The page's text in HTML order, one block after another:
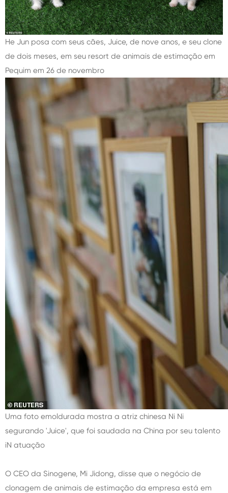
He Jun posa com seus cães, Juice, de nove anos, e seu clone
de dois meses, em seu resort de animais de estimação em
Pequim em 26 de novembro
Uma foto emoldurada mostra a atriz chinesa Ni Ni
segurando 'Juice', que foi saudada na China por seu talento
iN atuação
O CEO da Sinogene, Mi Jidong, disse que o negócio de
clonagem de animais de estimação da empresa está em